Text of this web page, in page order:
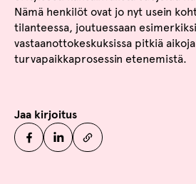
Nämä henkilöt ovat jo nyt usein
tilanteessa, joutuessaan
vastaanottokeskuksissa pitkiä aikoja
turvapaikkaprosessin etenemistä.
Jaa kirjoitus